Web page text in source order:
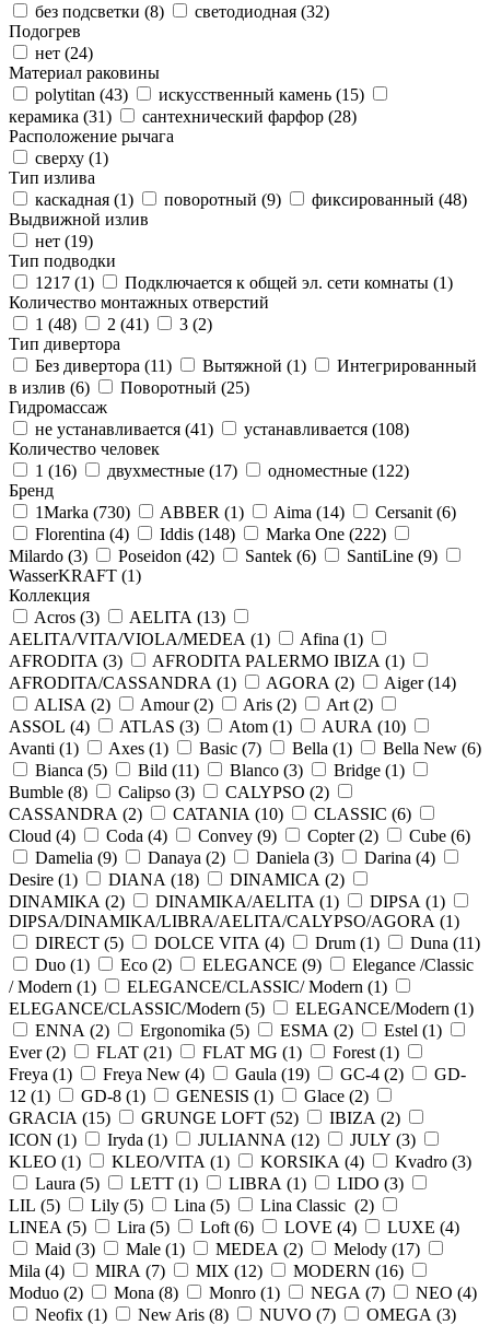
без подсветки (8) светодиодная (32)
Подогрев
нет (24)
Материал раковины
polytitan (43) искусственный камень (15)
керамика (31) сантехнический фарфор (28)
Расположение рычага
сверху (1)
Тип излива
каскадная (1) поворотный (9) фиксированный (48)
Выдвижной излив
нет (19)
Тип подводки
1217 (1) Подключается к общей эл. сети комнаты (1)
Количество монтажных отверстий
1 (48) 2 (41) 3 (2)
Тип дивертора
Без дивертора (11) Вытяжной (1)
Интегрированный
в излив (6) Поворотный (25)
Гидромассаж
не устанавливается (41) устанавливается (108)
Количество человек
1 (16) двухместные (17) одноместные (122)
Бренд
1Marka (730) ABBER (1) Aima (14) Cersanit (6)
Florentina (4) Iddis (148) Marka One (222)
Milardo (3) Poseidon (42) Santek (6) SantiLine (9)
WasserKRAFT (1)
Коллекция
Acros (3) AELITA (13)
AELITA/VITA/VIOLA/MEDEA (1) Afina (1)
AFRODITA (3) AFRODITA PALERMO IBIZA (1)
AFRODITA/CASSANDRA (1) AGORA (2) Aiger (14)
ALISA (2) Amour (2) Aris (2) Art (2)
ASSOL (4) ATLAS (3) Atom (1) AURA (10)
Avanti (1) Axes (1) Basic (7) Bella (1) Bella New (6)
Bianca (5) Bild (11) Blanco (3) Bridge (1)
Bumble (8) Calipso (3) CALYPSO (2)
CASSANDRA (2) CATANIA (10) CLASSIC (6)
Cloud (4) Coda (4) Convey (9) Copter (2) Cube (6)
Damelia (9) Danaya (2) Daniela (3) Darina (4)
Desire (1) DIANA (18) DINAMICA (2)
DINAMIKA (2) DINAMIKA/AELITA (1) DIPSA (1)
DIPSA/DINAMIKA/LIBRA/AELITA/CALYPSO/AGORA (1)
DIRECT (5) DOLCE VITA (4) Drum (1) Duna (11)
Duo (1) Eco (2) ELEGANCE (9)
Elegance /Classic
/ Modern (1) ELEGANCE/CLASSIC/ Modern (1)
ELEGANCE/CLASSIC/Modern (5) ELEGANCE/Modern (1)
ENNA (2) Ergonomika (5) ESMA (2) Estel (1)
Ever (2) FLAT (21) FLAT MG (1) Forest (1)
Freya (1) Freya New (4) Gaula (19) GC-4 (2)
GD-
12 (1) GD-8 (1) GENESIS (1) Glace (2)
GRACIA (15) GRUNGE LOFT (52) IBIZA (2)
ICON (1) Iryda (1) JULIANNA (12) JULY (3)
KLEO (1) KLEO/VITA (1) KORSIKA (4) Kvadro (3)
Laura (5) LETT (1) LIBRA (1) LIDO (3)
LIL (5) Lily (5) Lina (5) Lina Classic (2)
LINEA (5) Lira (5) Loft (6) LOVE (4) LUXE (4)
Maid (3) Male (1) MEDEA (2) Melody (17)
Mila (4) MIRA (7) MIX (12) MODERN (16)
Moduo (2) Mona (8) Monro (1) NEGA (7) NEO (4)
Neofix (1) New Aris (8) NUVO (7) OMEGA (3)